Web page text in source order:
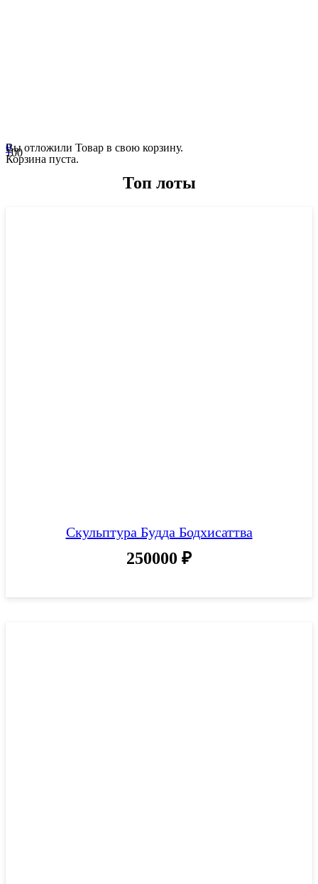
0
Вы отложили Товар в свою корзину.
Корзина пуста.
Топ лоты
Скульптура Будда Бодхисаттва
250000 ₽